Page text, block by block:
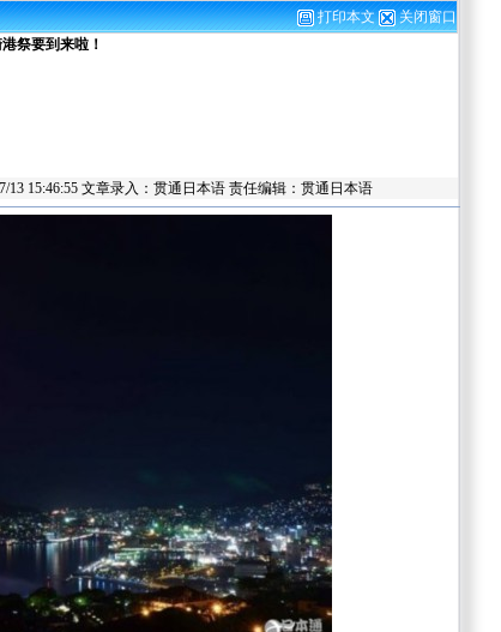
打印本文
关闭窗口
祭要到来啦！
13 15:46:55 文章录入：贯通日本语 责任编辑：贯通日本语